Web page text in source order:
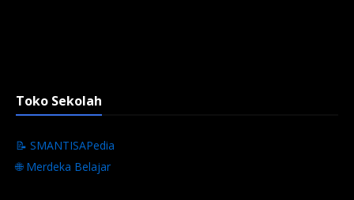
Toko Sekolah
📝 SMANTISAPedia
🌐 Merdeka Belajar